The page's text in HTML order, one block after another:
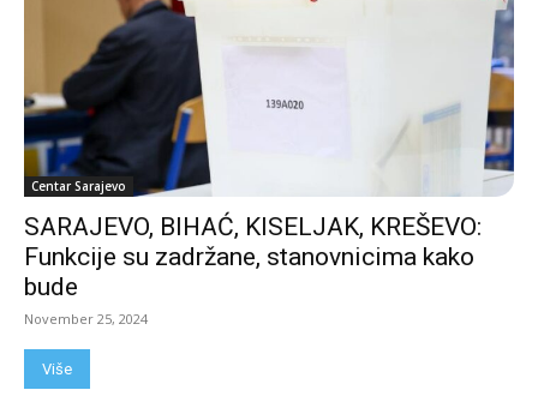
Centar Sarajevo
SARAJEVO, BIHAĆ, KISELJAK, KREŠEVO:
Funkcije su zadržane, stanovnicima kako
bude
November 25, 2024
Više